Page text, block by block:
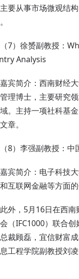
要从事市场微观结
）徐赟副教授：
Analysis
嘉宾简介：西南财经
理博士，主要研究
。主持一项社科
章。
）李强副教授：中
嘉宾简介：电子科技
互联网金融等方面的
，5月16日在西南
（IFC1000）联合
裁顾磊，宜信财富
工程学院副教授刘